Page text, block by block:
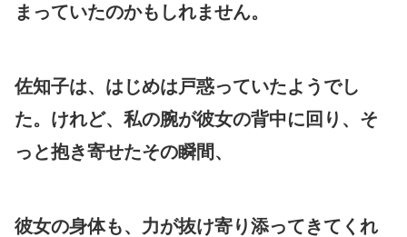
まっていたのかもしれません。
佐知子は、はじめは戸惑っていたようでし
た。けれど、私の腕が彼女の背中に回り、そ
っと抱き寄せたその瞬間、
彼女の身体も、力が抜け寄り添ってきてくれ